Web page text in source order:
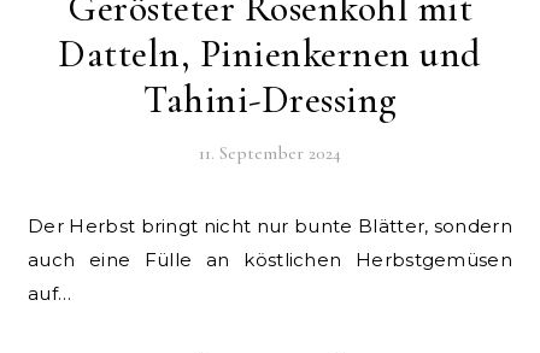
Datteln, Pinienkernen und
Tahini-Dressing
11. September 2024
Der Herbst bringt nicht nur bunte Blätter, sondern
auch eine Fülle an köstlichen Herbstgemüsen
auf…